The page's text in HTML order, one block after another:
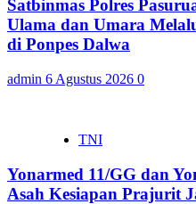
Satbinmas Polres
Ulama dan Umara
di Ponpes Dalwa
admin 6 Agustus 2026 0
TNI
Yonarmed 11/GG dan
Asah Kesiapan Prajurit